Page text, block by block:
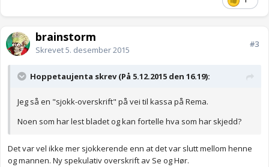
brainstorm
Skrevet5. desember 2015
#3
Hoppetaujenta skrev (På 5.12.2015 den 16.19):
Jeg så en "sjokk-overskrift" på vei til kassa på Rema.
Noen som har lest bladet og kan fortelle hva som har skjedd?
Det var vel ikke mer sjokkerende enn at det var slutt mellom henne
og mannen. Ny spekulativ overskrift av Se og Hør.